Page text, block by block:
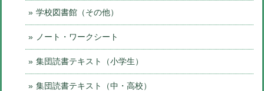
学校図書館（その他）
ノート・ワークシート
集団読書テキスト（小学生）
集団読書テキスト（中・高校）